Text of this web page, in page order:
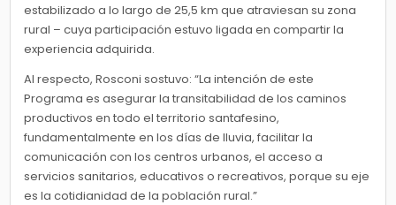
estabilizado a lo largo de 25,5 km que atraviesan su zona
rural – cuya participación estuvo ligada en compartir la
experiencia adquirida.
Al respecto, Rosconi sostuvo: “La intención de este
Programa es asegurar la transitabilidad de los caminos
productivos en todo el territorio santafesino,
fundamentalmente en los días de lluvia, facilitar la
comunicación con los centros urbanos, el acceso a
servicios sanitarios, educativos o recreativos, porque su eje
es la cotidianidad de la población rural.”